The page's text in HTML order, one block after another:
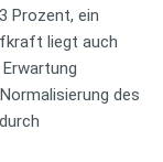
Prozent, ein
liegt auch
des